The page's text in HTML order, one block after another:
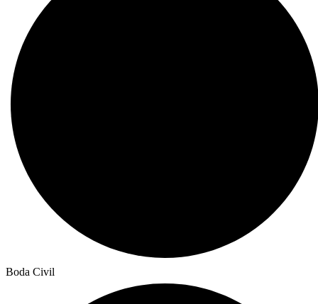
Boda Civil